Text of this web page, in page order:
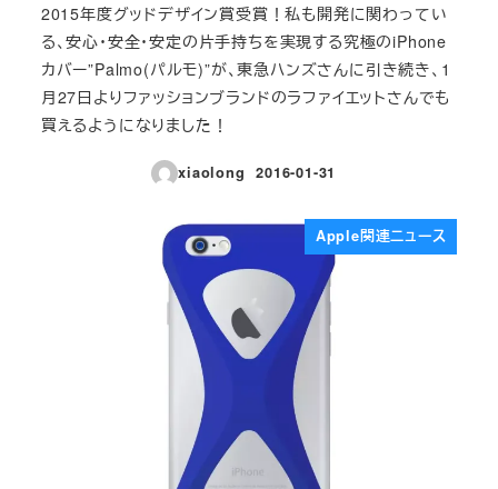
2015年度グッドデザイン賞受賞！私も開発に関わってい
る、安心・安全・安定の片手持ちを実現する究極のiPhone
カバー”Palmo(パルモ)”が、東急ハンズさんに引き続き、1
月27日よりファッションブランドのラファイエットさんでも
買えるようになりました！
xiaolong
投稿日
2016-01-31
Apple関連ニュース